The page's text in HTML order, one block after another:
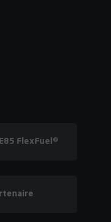
FlexFuel®